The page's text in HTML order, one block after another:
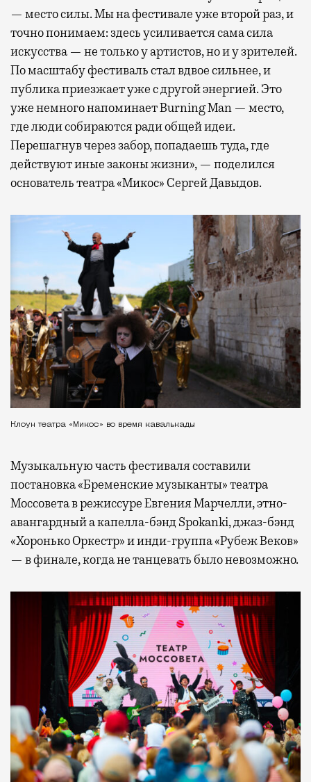
— место силы. Мы на фестивале уже второй раз, и
точно понимаем: здесь усиливается сама сила
искусства — не только у артистов, но и у зрителей.
По масштабу фестиваль стал вдвое сильнее, и
публика приезжает уже с другой энергией. Это
уже немного напоминает Burning Man — место,
где люди собираются ради общей идеи.
Перешагнув через забор, попадаешь туда, где
действуют иные законы жизни», — поделился
основатель театра «Микос» Сергей Давыдов.
Клоун театра «Микос» во время кавалькады
Музыкальную часть фестиваля составили
постановка «Бременские музыканты» театра
Моссовета в режиссуре Евгения Марчелли, этно-
авангардный а капелла-бэнд Spokanki, джаз-бэнд
«Хоронько Оркестр» и инди-группа «Рубеж Веков»
— в финале, когда не танцевать было невозможно.